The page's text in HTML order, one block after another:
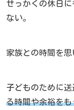
せっかくの休日に
ない。
家族との時間を思
子どものために送
る時間や余裕を